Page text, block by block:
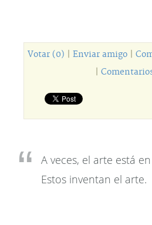
Votar (0) Enviar amigo|
A veces, el arte está
Estos inventan el arte.